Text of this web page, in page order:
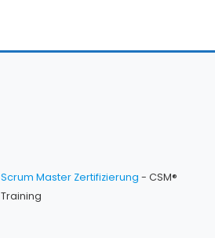
Scrum Master Zertifizierung - CSM®
Training